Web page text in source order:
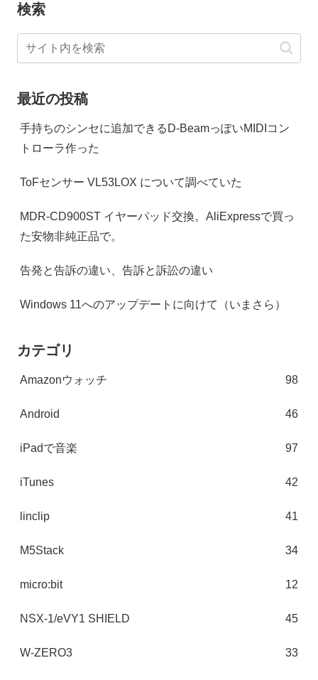
検索
最近の投稿
手持ちのシンセに追加できるD-BeamっぽいMIDIコン
トローラ作った
ToFセンサー VL53LOX について調べていた
MDR-CD900ST イヤーパッド交換。AliExpressで買っ
た安物非純正品で。
告発と告訴の違い、告訴と訴訟の違い
Windows 11へのアップデートに向けて（いまさら）
カテゴリ
Amazonウォッチ 98
Android 46
iPadで音楽 97
iTunes 42
linclip 41
M5Stack 34
micro:bit 12
NSX-1/eVY1 SHIELD 45
W-ZERO3 33